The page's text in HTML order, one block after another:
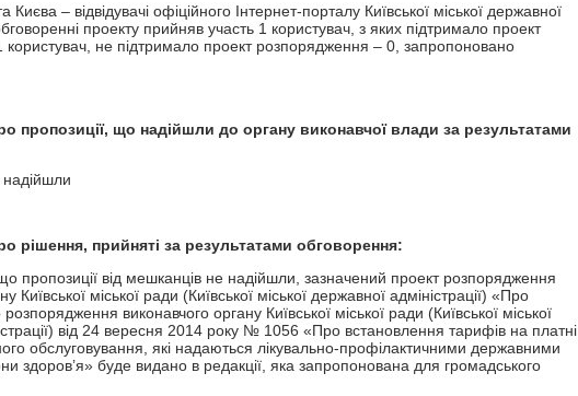
– відвідувачі офіційного Інтернет-порталу Київської міської державної
проекту прийняв участь 1 користувач, з яких підтримало проект
не підтримало проект розпорядження – 0, запропоновано
пропозиції, що надійшли до органу виконавчої влади за результатами
рішення, прийняті за результатами обговорення:
від мешканців не надійшли, зазначений проект розпорядження
Київської міської ради (Київської міської державної адміністрації) «Про
виконавчого органу Київської міської ради (Київської міської
від 24 вересня 2014 року № 1056 «Про встановлення тарифів на платні
обслуговування, які надаються лікувально-профілактичними державними
здоров’я» буде видано в редакції, яка запропонована для громадського